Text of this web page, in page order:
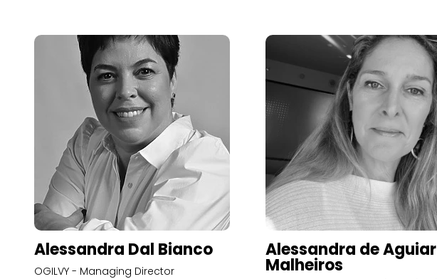
Alessandra Dal Bianco
OGILVY - Managing Director
Alessandra de Aguiar
Malheiros